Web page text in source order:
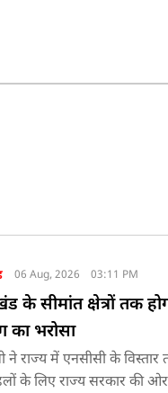
06 Aug, 2026 03:11 PM
के सीमांत क्षेत्रों तक
का भरोसा
ने राज्य में एनसीसी के
के लिए राज्य सरकार की